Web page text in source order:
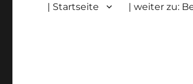
| Startseite | weiter zu: